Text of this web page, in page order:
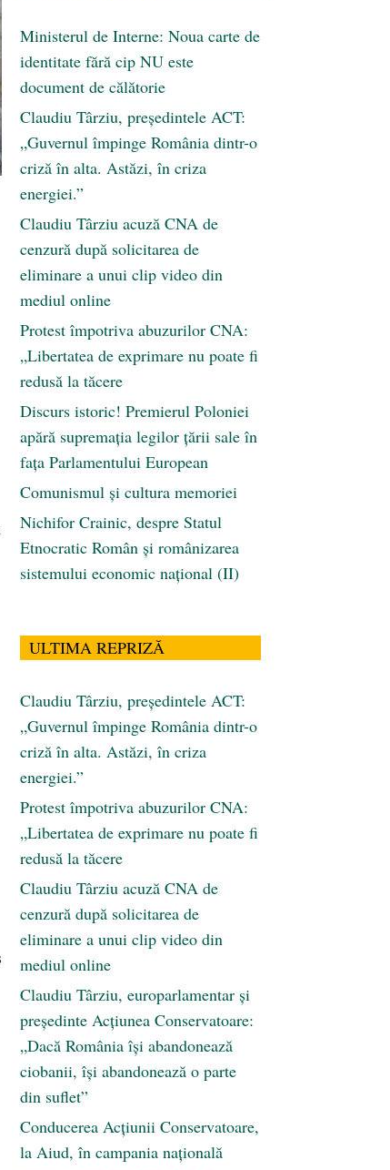
Ministerul de Interne: Noua carte de
identitate fără cip NU este
document de călătorie
Claudiu Târziu, președintele ACT:
„Guvernul împinge România dintr-o
criză în alta. Astăzi, în criza
energiei.”
Claudiu Târziu acuză CNA de
cenzură după solicitarea de
eliminare a unui clip video din
mediul online
Protest împotriva abuzurilor CNA:
„Libertatea de exprimare nu poate fi
redusă la tăcere
Discurs istoric! Premierul Poloniei
apără supremația legilor țării sale în
fața Parlamentului European
Comunismul şi cultura memoriei
Nichifor Crainic, despre Statul
Etnocratic Român şi românizarea
sistemului economic naţional (II)
ULTIMA REPRIZĂ
Claudiu Târziu, președintele ACT:
„Guvernul împinge România dintr-o
criză în alta. Astăzi, în criza
energiei.”
Protest împotriva abuzurilor CNA:
„Libertatea de exprimare nu poate fi
redusă la tăcere
Claudiu Târziu acuză CNA de
cenzură după solicitarea de
eliminare a unui clip video din
mediul online
Claudiu Târziu, europarlamentar și
președinte Acțiunea Conservatoare:
„Dacă România își abandonează
ciobanii, își abandonează o parte
din suflet”
Conducerea Acțiunii Conservatoare,
la Aiud, în campania națională